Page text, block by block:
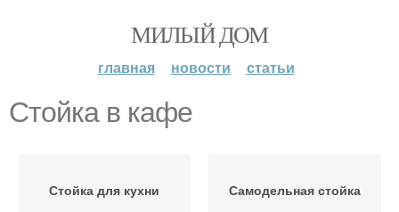
МИЛЫЙ ДОМ
главная новости статьи
Стойка в кафе
Стойка для кухни Самодельная стойка